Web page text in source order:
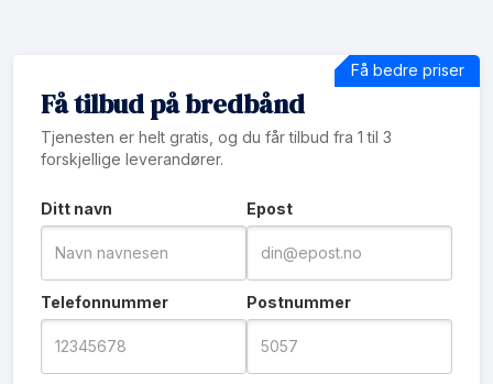
Få tilbud på bredbånd
Tjenesten er helt gratis, og du får tilbud fra 1 til 3
forskjellige leverandører.
Ditt navn Epost
Telefonnummer Postnummer
Få bedre priser